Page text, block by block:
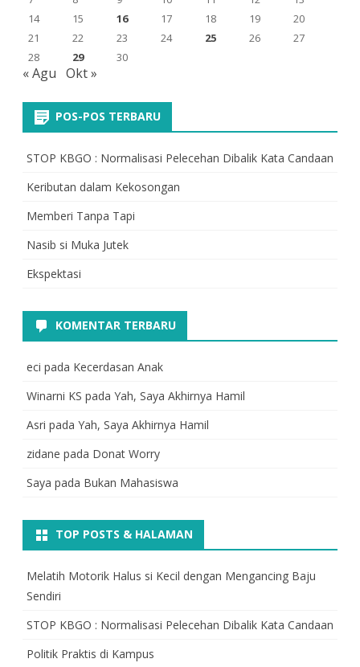
14
15 16 17 18 19
20
21
22 23 24 25 26
27
28
29 30
« Agu Okt »
POS-POS TERBARU
STOP KBGO : Normalisasi Pelecehan Dibalik Kata Candaan
Keributan dalam Kekosongan
Memberi Tanpa Tapi
Nasib si Muka Jutek
Ekspektasi
KOMENTAR TERBARU
eci pada Kecerdasan Anak
Winarni KS pada Yah, Saya Akhirnya Hamil
Asri pada Yah, Saya Akhirnya Hamil
zidane pada Donat Worry
Saya pada Bukan Mahasiswa
TOP POSTS & HALAMAN
Melatih Motorik Halus si Kecil dengan Mengancing Baju
Sendiri
STOP KBGO : Normalisasi Pelecehan Dibalik Kata Candaan
Politik Praktis di Kampus